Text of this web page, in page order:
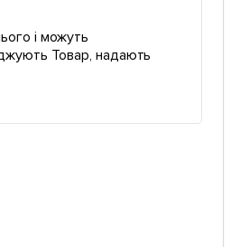
і можуть
Товар, надають